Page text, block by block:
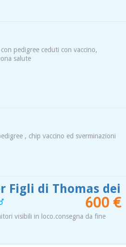
pedigree ceduti con vaccino,
salute
, chip vaccino ed sverminazioni
Figli di Thomas dei
600 €
visibili in loco.consegna da fine